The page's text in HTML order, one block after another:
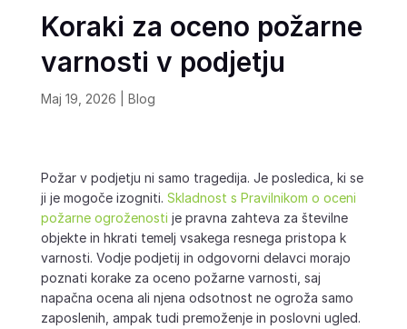
Koraki za oceno požarne
varnosti v podjetju
Maj 19, 2026 Blog
Požar v podjetju ni samo tragedija. Je posledica, ki se
ji je mogoče izogniti. Skladnost s Pravilnikom o oceni
požarne ogroženosti je pravna zahteva za številne
objekte in hkrati temelj vsakega resnega pristopa k
varnosti. Vodje podjetij in odgovorni delavci morajo
poznati korake za oceno požarne varnosti, saj
napačna ocena ali njena odsotnost ne ogroža samo
zaposlenih, ampak tudi premoženje in poslovni ugled.